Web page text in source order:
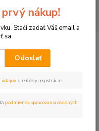
4i, 9V
- 31 %
nákup!
Stačí zadať Váš email a
sa.
Odoslať
údajov pre účely registrácie.
podmienok spracovania osobných